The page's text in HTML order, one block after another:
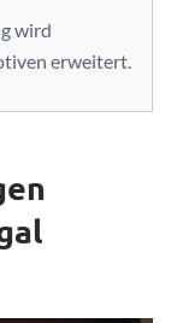
wird
erweitert.